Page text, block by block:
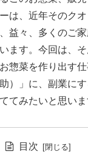
は、近年そのク
益々、多くのご
ます。今回は、
惣菜を作り出す
）」に、副業に
てみたいと思いま
目次